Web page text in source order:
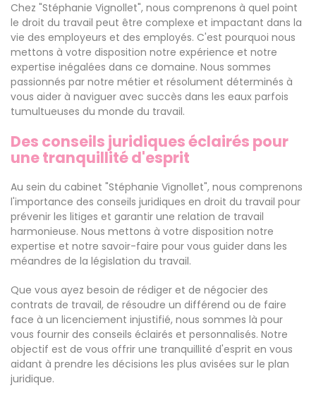
Chez "Stéphanie Vignollet", nous comprenons à quel point
le droit du travail peut être complexe et impactant dans la
vie des employeurs et des employés. C'est pourquoi nous
mettons à votre disposition notre expérience et notre
expertise inégalées dans ce domaine. Nous sommes
passionnés par notre métier et résolument déterminés à
vous aider à naviguer avec succès dans les eaux parfois
tumultueuses du monde du travail.
Des conseils juridiques éclairés pour
une tranquillité d'esprit
Au sein du cabinet "Stéphanie Vignollet", nous comprenons
l'importance des conseils juridiques en droit du travail pour
prévenir les litiges et garantir une relation de travail
harmonieuse. Nous mettons à votre disposition notre
expertise et notre savoir-faire pour vous guider dans les
méandres de la législation du travail.
Que vous ayez besoin de rédiger et de négocier des
contrats de travail, de résoudre un différend ou de faire
face à un licenciement injustifié, nous sommes là pour
vous fournir des conseils éclairés et personnalisés. Notre
objectif est de vous offrir une tranquillité d'esprit en vous
aidant à prendre les décisions les plus avisées sur le plan
juridique.